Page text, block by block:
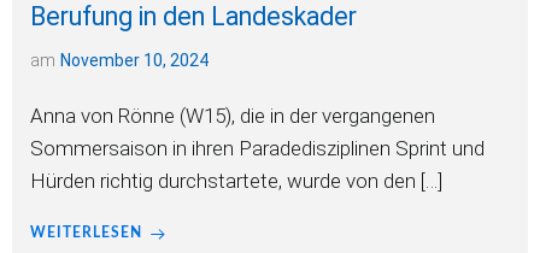
Berufung in den Landeskader
am November 10, 2024
Anna von Rönne (W15), die in der vergangenen
Sommersaison in ihren Paradedisziplinen Sprint und
Hürden richtig durchstartete, wurde von den […]
WEITERLESEN